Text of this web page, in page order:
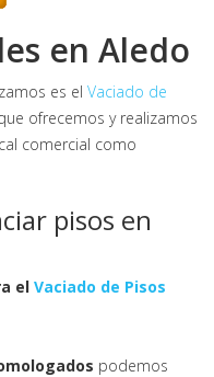
en Aledo
es el Vaciado de
ofrecemos y realizamos
comercial como
pisos en
el Vaciado de Pisos
podemos